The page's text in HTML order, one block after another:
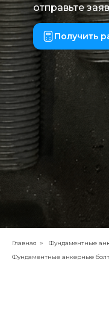
отправьте
Получить
Главная » Фундаментные
Фундаментные анкерные